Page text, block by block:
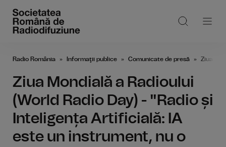
Radio România Informaţii publice Comunicate de presă Ziua
Ziua Mondială a Radioului
(World Radio Day) - "Radio și
Inteligența Artificială: IA
este un instrument, nu o